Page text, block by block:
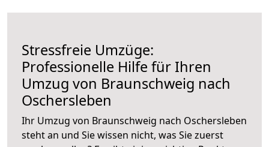
Stressfreie Umzüge:
Professionelle Hilfe für Ihren
Umzug von Braunschweig nach
Oschersleben
Ihr Umzug von Braunschweig nach Oschersleben
steht an und Sie wissen nicht, was Sie zuerst